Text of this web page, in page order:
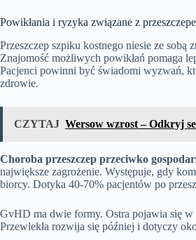
Powikłania i ryzyka związane z
Przeszczep szpiku kostnego niesie ze sobą
Znajomość możliwych powikłań pomaga
Pacjenci powinni być świadomi wyzwań,
zdrowie.
CZYTAJ Wersow wzrost – Odkryj
Choroba przeszczep przeciwko
największe zagrożenie. Występuje, gdy
biorcy. Dotyka 40-70% pacjentów po
GvHD ma dwie formy. Ostra pojawia się w
Przewlekła rozwija się później i dotyczy